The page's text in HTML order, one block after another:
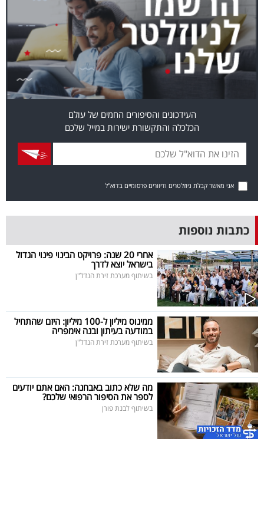
מייל
אדום
אחרינו:
העידכונים והסיפורים החמים של עולם
הכלכלה והתקשורת ישירות במייל שלכם
אני מאשר קבלת ניוזלטרים ודיוורים פרסומיים בדוא"ל
כתבות נוספות
אחרי 20 שנה: פרויקט הבינוי פינוי הגדול
בישראל יוצא לדרך
בשיתוף מערכת זירת הנדל"ן
ממינוס מיליון ל-100 מיליון: היזם שהתחיל
במודעה בעיתון ובנה אימפריה
בשיתוף מערכת זירת הנדל"ן
מה שלא כתוב באבחנה: האם אתם יודעים
לספר את הסיפור הרפואי שלכם?
בשיתוף לבנת פורן